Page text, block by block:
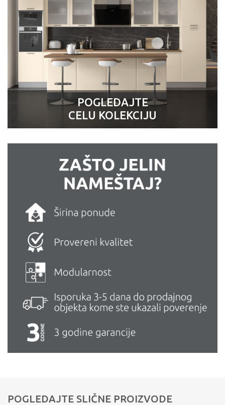
POGLEDAJTE
CELU KOLEKCIJU
POGLEDAJTE SLIČNE PROIZVODE